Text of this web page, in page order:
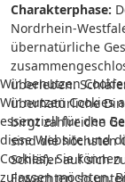
Charakterphase:
Nordrhein-
übernatürliche
überleben.
übernatürliche
birgt zahlreiche
sind die höchsten
Schläfer auf sich
Erwachten so
Wir benutzen
Wir nutzen Cookies
essenziell für den
diese Website und
Cookies). Sie
zulassen möchten.